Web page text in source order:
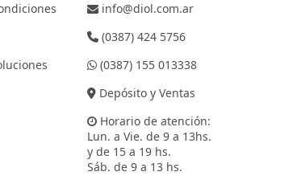
info@diol.com.ar
(0387) 424 5756
(0387) 155 013338
Depósito y Ventas
Horario de atención:
Lun. a Vie. de 9 a 13hs.
y de 15 a 19 hs.
Sáb. de 9 a 13 hs.